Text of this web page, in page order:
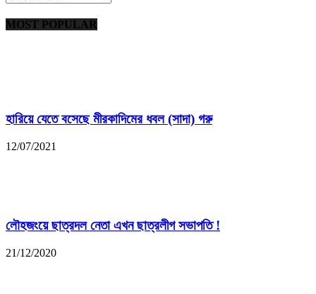
MOST POPULAR
হারিয়ে যেতে বসেছে মীরকাদিমের ধবল (সাদা) গরু
12/07/2021
লৌহজংয়ে ছাত্রদল নেতা এখন ছাত্রলীগ সভাপতি !
21/12/2020